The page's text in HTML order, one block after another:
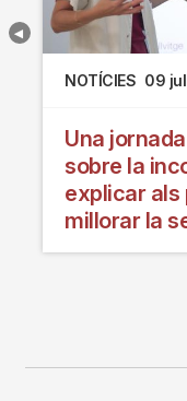
NOTÍCIES 09
Una
sobre la
explicar als
millorar la